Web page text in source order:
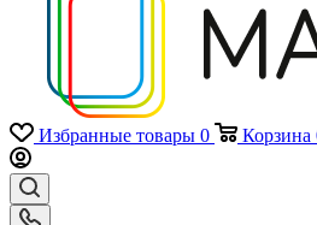
Избранные товары 0 Корзина